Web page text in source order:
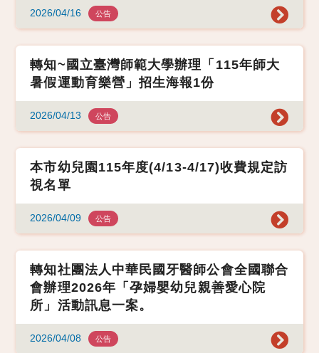
2026/04/16 公告
轉知~國立臺灣師範大學辦理「115年師大
暑假運動育樂營」招生海報1份
2026/04/13 公告
本市幼兒園115年度(4/13-4/17)收費規定訪
視名單
2026/04/09 公告
轉知社團法人中華民國牙醫師公會全國聯合
會辦理2026年「孕婦嬰幼兒親善愛心院
所」活動訊息一案。
2026/04/08 公告